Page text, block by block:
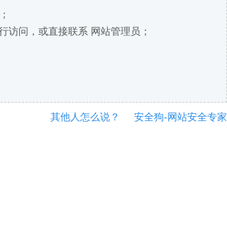
访问，或直接联系 网站管理员；
其他人怎么说？ 安全狗-网站安全专家